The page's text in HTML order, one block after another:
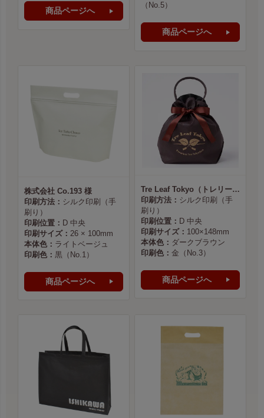
商品ページへ
（No.5）
商品ページへ
株式会社 Co.193 様
印刷方法： シルク印刷（手
刷り）
印刷位置： D 中央
印刷サイズ： 26 × 100mm
本体色： ライトベージュ
印刷色： 黒（No.1）
商品ページへ
Tre Leaf Tokyo（トレリーフ東京） 様
印刷方法： シルク印刷（手
刷り）
印刷位置： D 中央
印刷サイズ： 100×148mm
本体色： ダークブラウン
印刷色： 金（No.3）
商品ページへ